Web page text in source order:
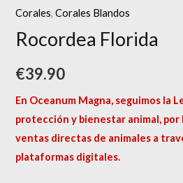
Corales,Corales Blandos
Rocordea Florida
€39.90
En Oceanum Magna, seguimos la
protección y bienestar animal, por
ventas directas de animales a
plataformas digitales.